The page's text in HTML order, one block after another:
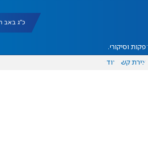
כ"ג באב תשפ"ו
הפקות וסיקורים
יצירת קשר עוד